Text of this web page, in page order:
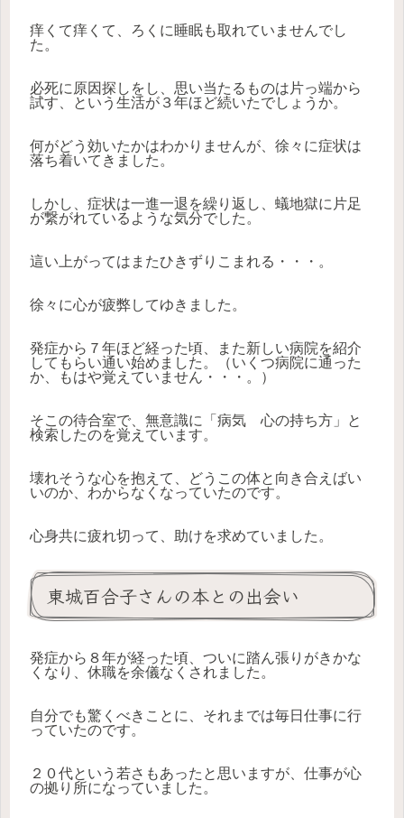
痒くて痒くて、ろくに睡眠も取れていませんでし
た。
必死に原因探しをし、思い当たるものは片っ端から
試す、という生活が３年ほど続いたでしょうか。
何がどう効いたかはわかりませんが、徐々に症状は
落ち着いてきました。
しかし、症状は一進一退を繰り返し、蟻地獄に片足
が繋がれているような気分でした。
這い上がってはまたひきずりこまれる・・・。
徐々に心が疲弊してゆきました。
発症から７年ほど経った頃、また新しい病院を紹介
してもらい通い始めました。（いくつ病院に通った
か、もはや覚えていません・・・。）
そこの待合室で、無意識に「病気 心の持ち方」と
検索したのを覚えています。
壊れそうな心を抱えて、どうこの体と向き合えばい
いのか、わからなくなっていたのです。
心身共に疲れ切って、助けを求めていました。
東城百合子さんの本との出会い
発症から８年が経った頃、ついに踏ん張りがきかな
くなり、休職を余儀なくされました。
自分でも驚くべきことに、それまでは毎日仕事に行
っていたのです。
２０代という若さもあったと思いますが、仕事が心
の拠り所になっていました。